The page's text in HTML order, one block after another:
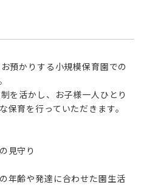
預かりする小規模保育園での
を活かし、お子様一人ひとり
保育を行っていただきます。
見守り
年齢や発達に合わせた園生活